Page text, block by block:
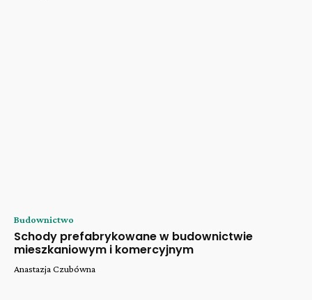
Budownictwo
Schody prefabrykowane w budownictwie
mieszkaniowym i komercyjnym
Anastazja Czubówna